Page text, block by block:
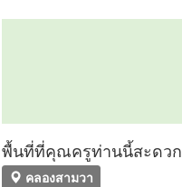
พื้นที่ที่คุณครูท่านนี้สะดว
คลองสามวา